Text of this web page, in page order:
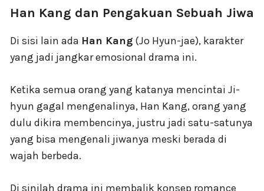
Han Kang dan Pengakuan Sebuah Jiwa
Di sisi lain ada Han Kang (Jo Hyun-jae), karakter
yang jadi jangkar emosional drama ini.
Ketika semua orang yang katanya mencintai Ji-
hyun gagal mengenalinya, Han Kang, orang yang
dulu dikira membencinya, justru jadi satu-satunya
yang bisa mengenali jiwanya meski berada di
wajah berbeda.
Di sinilah drama ini membalik konsep romance